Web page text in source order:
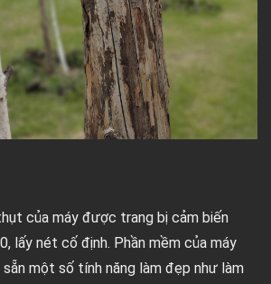
của máy được trang bị cảm biến
lấy nét cố định. Phần mềm của máy
một số tính năng làm đẹp như làm